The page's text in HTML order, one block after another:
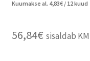
Kuumakse al. 4,83€/ 12 kuud
56,84€ sisaldab KM